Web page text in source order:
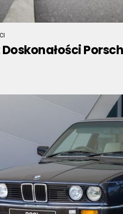
Doskonałości